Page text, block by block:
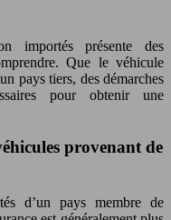
importés présente des
Que le véhicule
pays tiers, des démarches
pour obtenir une
provenant de
d’un pays membre de